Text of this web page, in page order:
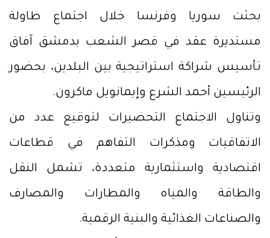
بحثت سوريا وفرنسا خلال اجتماع طاولة
مستديرة عقد في قصر الشعب بدمشق آفاق
تأسيس شراكة استراتيجية بين البلدين، بحضور
الرئيسين أحمد الشرع وإيمانويل ماكرون.
وتناول الاجتماع التحضيرات لتوقيع عدد من
الاتفاقيات ومذكرات التفاهم في قطاعات
اقتصادية واستثمارية متعددة، تشمل النقل
والطاقة والمياه والمطارات والمصارف
والصناعات الغذائية والبنية الرقمية.